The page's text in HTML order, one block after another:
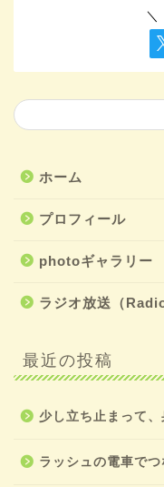
ホーム
プロフィール
photoギャラリー
ラジオ放送（
最近の投稿
少し立ち止まって
ラッシュの電車で